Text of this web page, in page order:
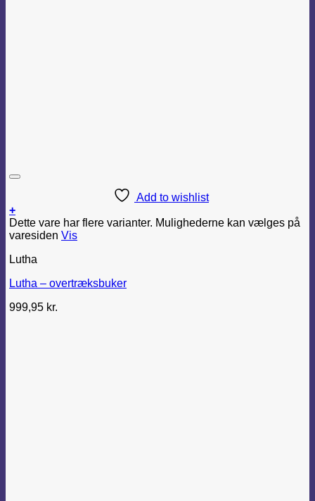
Add to wishlist
+
Dette vare har flere varianter. Mulighederne kan vælges på
varesiden Vis
Lutha
Lutha – overtræksbuker
999,95 kr.